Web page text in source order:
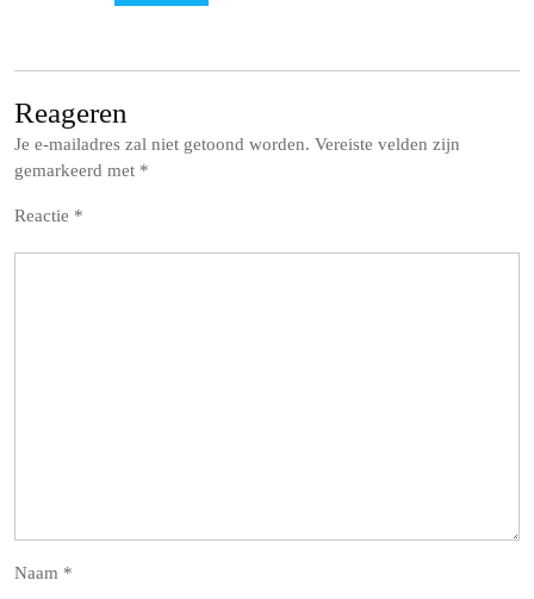
Reageren
Je e-mailadres zal niet getoond worden. Vereiste velden zijn
gemarkeerd met *
Reactie *
Naam *